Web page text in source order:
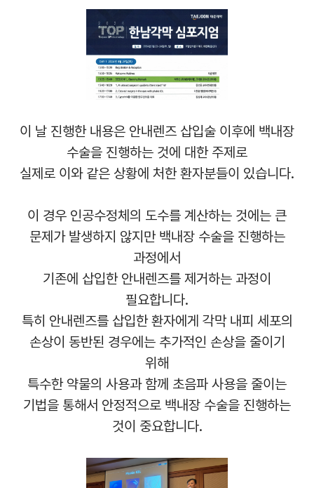
이 날 진행한 내용은 안내렌즈 삽입술 이후에 백내장
수술을 진행하는 것에 대한 주제로
실제로 이와 같은 상황에 처한 환자분들이 있습니다.
이 경우 인공수정체의 도수를 계산하는 것에는 큰
문제가 발생하지 않지만 백내장 수술을 진행하는
과정에서
기존에 삽입한 안내렌즈를 제거하는 과정이
필요합니다.
특히 안내렌즈를 삽입한 환자에게 각막 내피 세포의
손상이 동반된 경우에는 추가적인 손상을 줄이기
위해
특수한 약물의 사용과 함께 초음파 사용을 줄이는
기법을 통해서 안정적으로 백내장 수술을 진행하는
것이 중요합니다.